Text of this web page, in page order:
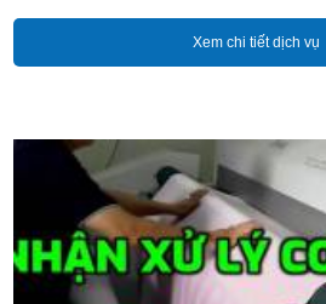
Xem chi tiết dịch vụ